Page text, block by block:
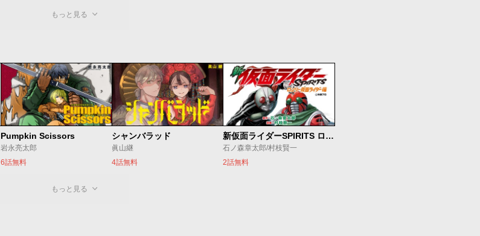
もっと見る
Pumpkin Scissors
岩永亮太郎
6話無料
シャンバラッド
眞山継
4話無料
新仮面ライダーSPIRITS ロンリー仮面ライダー編
石ノ森章太郎/村枝賢一
2話無料
もっと見る